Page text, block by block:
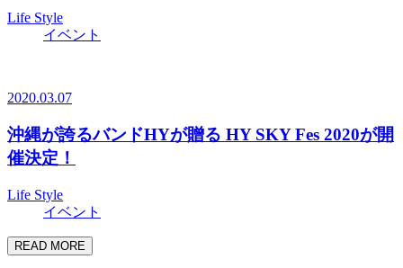
Life Style
イベント
2020.03.07
沖縄が誇るバンドHYが贈る HY SKY Fes 2020が開
催決定！
Life Style
イベント
READ MORE